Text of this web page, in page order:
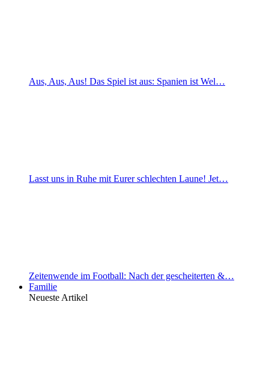
Aus, Aus, Aus! Das Spiel ist aus: Spanien ist Wel…
Lasst uns in Ruhe mit Eurer schlechten Laune! Jet…
Zeitenwende im Football: Nach der gescheiterten &…
Familie
Neueste Artikel